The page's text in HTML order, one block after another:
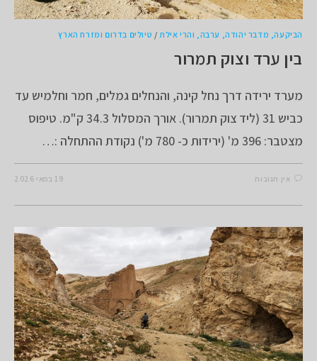
הביקעה, מדבר יהודה, ערבה, והרי אילת / טיולים בדרום ומזרח הארץ
בין ערד וצוק תמרור
מערד ירידה דרך נחל קינה, והנחלים גמלים, חמר וחלמיש עד
כביש 31 (ליד צוק תמרור). אורך המסלול 34.3 ק"מ. טיפוס
מצטבר: 396 מ' (ירידות כ- 780 מ') נקודת ההתחלה :…
אין תגובות 19 במאי 2026